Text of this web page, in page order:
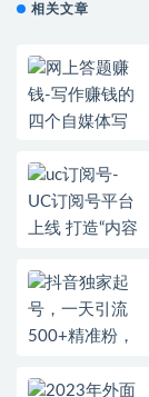
相关文章